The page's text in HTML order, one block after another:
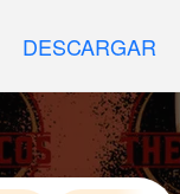
DESCARGAR